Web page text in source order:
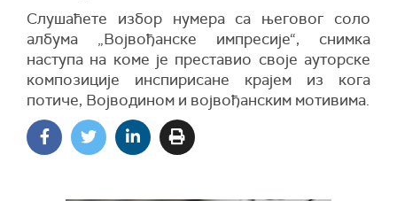
Слушаћете избор нумера са његовог соло
албума „Војвођанске импресије“, снимка
наступа на коме је преставио своје ауторске
композиције инспирисане крајем из кога
потиче, Војводином и војвођанским мотивима.